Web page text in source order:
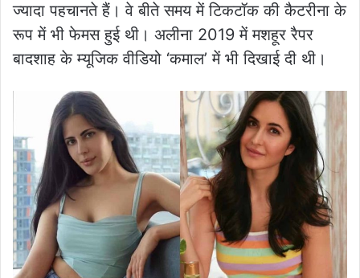
ज्यादा पहचानते हैं। वे बीते समय में टिकटॉक की कैटरीना के
रूप में भी फेमस हुई थी। अलीना 2019 में मशहूर रैपर
बादशाह के म्यूजिक वीडियो ‘कमाल’ में भी दिखाई दी थी।